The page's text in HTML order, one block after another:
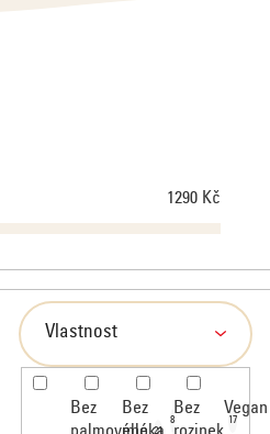
1290 Kč
Vlastnost
Bez
Bez
8
Bez
17
Vegan